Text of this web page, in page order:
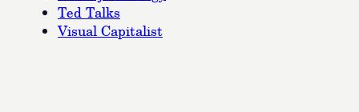
Ted Talks
Visual Capitalist